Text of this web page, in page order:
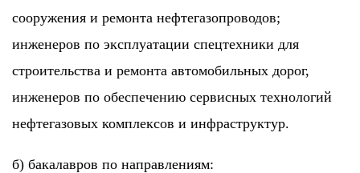
сооружения и ремонта нефтегазопроводов;
инженеров по эксплуатации спецтехники для
строительства и ремонта автомобильных дорог,
инженеров по обеспечению сервисных технологий
нефтегазовых комплексов и инфраструктур.
б) бакалавров по направлениям: